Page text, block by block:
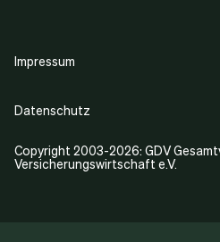
Copyright 2003-2026: GDV
Versicherungswirtschaft e.V.
Impressum
Datenschutz